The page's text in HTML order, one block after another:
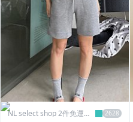
NL select shop 2件免運可